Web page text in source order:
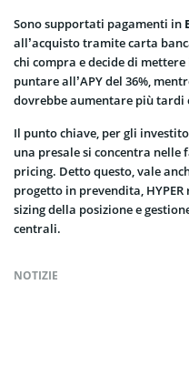
Sono supportati pagamenti in
all’acquisto tramite carta
chi compra e decide di
puntare all’APY del 36%,
dovrebbe aumentare più tardi
Il punto chiave, per gli
una presale si concentra nelle
pricing. Detto questo, vale
progetto in prevendita,
sizing della posizione e
centrali.
NOTIZIE